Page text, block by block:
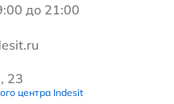
до 21:00
23
центра Indesit